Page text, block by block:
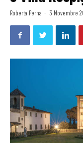
Roberta Perna - 3 Novembre